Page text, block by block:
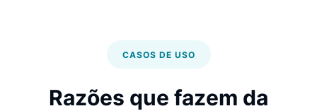
CASOS DE USO
Razões que fazem da